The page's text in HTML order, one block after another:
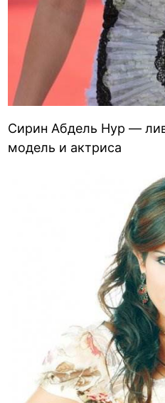
Сирин Абдель Нур —
модель и актриса